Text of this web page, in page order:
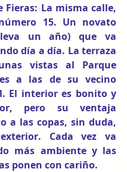
Fieras: La misma calle,
15. Un novato
un año) que va
día a día. La terraza
vistas al Parque
a las de su vecino
El interior es bonito y
pero su ventaja
a las copas, sin duda,
Cada vez va
más ambiente y las
ponen con cariño.